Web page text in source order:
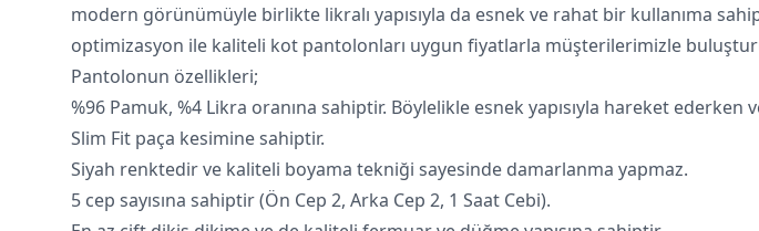
modern görünümüyle birlikte likralı yapısıyla da esnek ve rahat bir kullanıma
optimizasyon ile kaliteli kot pantolonları uygun fiyatlarla müşterilerimizle
Pantolonun özellikleri;
%96 Pamuk, %4 Likra oranına sahiptir. Böylelikle esnek yapısıyla hareket
Slim Fit paça kesimine sahiptir.
Siyah renktedir ve kaliteli boyama tekniği sayesinde damarlanma yapmaz.
5 cep sayısına sahiptir (Ön Cep 2, Arka Cep 2, 1 Saat Cebi).